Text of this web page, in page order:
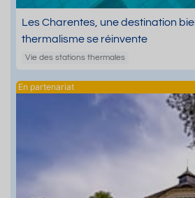
Les Charentes, une destination
thermalisme se réinvente
Vie des stations thermales